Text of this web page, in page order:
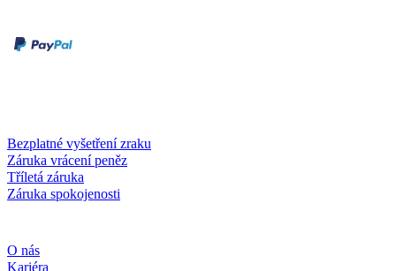
Bezplatné vyšetření zraku
Záruka vrácení peněz
Tříletá záruka
Záruka spokojenosti
O nás
Kariéra